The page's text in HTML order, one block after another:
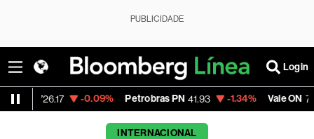
PUBLICIDADE
Login
-0.09% Petrobras PN 41.93 -1.34% Vale ON 76.66
INTERNACIONAL